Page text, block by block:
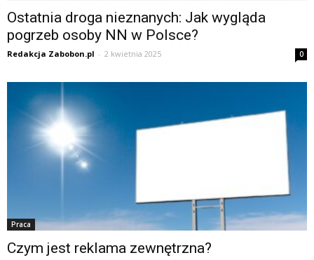
Ostatnia droga nieznanych: Jak wygląda
pogrzeb osoby NN w Polsce?
Redakcja Zabobon.pl - 2 kwietnia 2025 0
Praca
Czym jest reklama zewnętrzna?